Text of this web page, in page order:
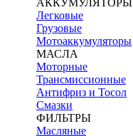
Легковые
Грузовые
Мотоаккумуляторы
МАСЛА
Моторные
Трансмиссионные
Антифриз и Тосол
Смазки
ФИЛЬТРЫ
Масляные